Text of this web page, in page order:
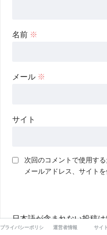
名前 ※
メール ※
サイト
次回のコメントで使用す
メールアドレス、サイトを
日本語が含まれない投稿
ださい。（スパム対策）
プライバシーポリシー 運営者情報 サイ